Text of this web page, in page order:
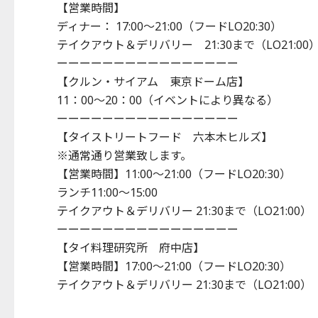
【営業時間】
ディナー： 17:00～21:00（フードLO20:30）
テイクアウト＆デリバリー 21:30まで（LO21:00
ーーーーーーーーーーーーーーーー
【クルン・サイアム 東京ドーム店】
11：00～20：00（イベントにより異なる）
ーーーーーーーーーーーーーーーー
【タイストリートフード 六本木ヒルズ】
※通常通り営業致します。
【営業時間】11:00～21:00（フードLO20:30）
ランチ11:00～15:00
テイクアウト＆デリバリー 21:30まで（LO21:00）
ーーーーーーーーーーーーーーーー
【タイ料理研究所 府中店】
【営業時間】17:00～21:00（フードLO20:30）
テイクアウト＆デリバリー 21:30まで（LO21:00）